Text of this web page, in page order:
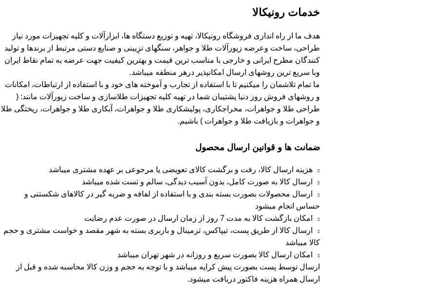
خدمات رونیکالا
هدف ما از راه اندازی فروشگاه رونیکالا، تهیه و توزیع دستگاه ها، ابزارآلات و کلیه تجهیزات مورد نیاز
طراحی، ساخت وعرضه زیورآلات طلا و جواهر، سنگهای تزِیینی و صنایع دستی مرتبط از برندها و تولید
کنندگان مطرح ایرانی و خارجی با مناسب ترین قیمت و بهترین کیفیت جهت عرضه به تمام نقاط ایران
وبا سریع ترین روشهای ارسال امکانپذیر درهر منطقه میباشد.
ما تمام تلاشمان را میکنیم تا با استفاده از تجارب و آموخته های خود و با استفاده از ارتباطات، امکانات
و روشهای فروش روز دنیا پشتیبان شما در تهیه کلیه تجهیزات طلاسازی و ساخت زیورآلات مانند: (
طراحی طلا و جواهرات، مخراجکاری، پولیشکاری طلا و جواهرات، آبکاری طلا و جواهرات، ریختگی طلا
و جواهرات و بازیافت طلا و جواهرات ) باشیم.
ضمانت ها و قوانین ارسال محصول
هزینه ارسال کالا، رفت و برگشت کالای تعویضی یا مرجوعی بر عهده مشتری میباشد
ارسال کالا به صورت کامل، بدون آسیب دیدگی، سالم و تست شده میباشد
ارسال محصولات بصورت بسته بندی و با استفاده از لفافه و ضربه گیر در کالاهای شکستنی و
حساس انجام میشود
امکان بازگشت کالا به مدت 7 روز از زمان ارسال در صورت عدم رضایت
ارسال کالا از طریق پست، تیپاکس، ترمینال و باربری بسته به شهر مقصد و خواست مشتری و حجم
کالا میباشد
امکان ارسال کالا بصورت سریع و روزانه در شهر تهران میباشد
ارسال توسط پست بصورت پیش کرایه میباشد و با توجه به حجم و وزن کالا محاسبه شده و قبل از
ارسال همراه هزینه فاکتور دریافت میشود.